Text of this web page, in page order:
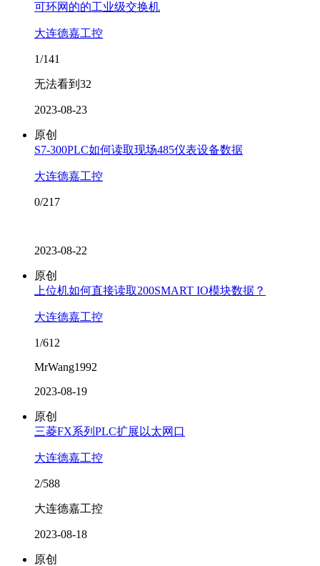
可环网的的工业级交换机
大连德嘉工控
1/141
无法看到32
2023-08-23
原创
S7-300PLC如何读取现场485仪表设备数据
大连德嘉工控
0/217
2023-08-22
原创
上位机如何直接读取200SMART IO模块数据？
大连德嘉工控
1/612
MrWang1992
2023-08-19
原创
三菱FX系列PLC扩展以太网口
大连德嘉工控
2/588
大连德嘉工控
2023-08-18
原创